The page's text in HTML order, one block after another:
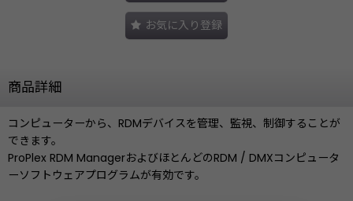
お気に入り登録
商品詳細
コンピューターから、RDMデバイスを管理、監視、制御することが
できます。
ProPlex RDM ManagerおよびほとんどのRDM / DMXコンピュータ
ーソフトウェアプログラムが有効です。